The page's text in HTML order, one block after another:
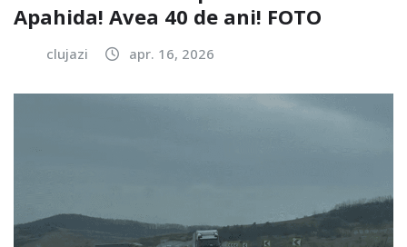
Apahida! Avea 40 de ani! FOTO
clujazi apr. 16, 2026